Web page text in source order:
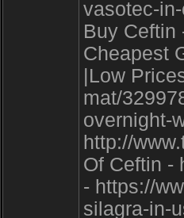
vasotec-
Buy Ceftin
Cheapest
|Low
mat/
overnight-
http://
Of Ceftin -
- https://
silagra-in-